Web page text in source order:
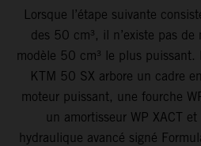
Lorsque l’étape suivante
des 50 cm³, il n’existe pas
modèle 50 cm³ le plus
KTM 50 SX arbore un cadre
moteur puissant, une fourche
un amortisseur WP XACT
hydraulique avancé signé